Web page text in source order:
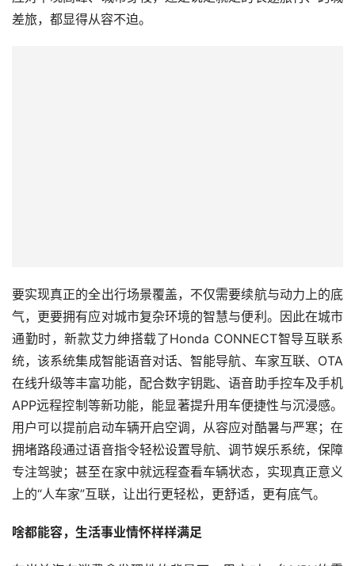
差旅，都显得从容不迫。
要实现真正的全出行场景覆盖，不仅需要续航与动力上的底
气，更要拥有应对城市复杂环境的智慧与便利。因此在城市
通勤时，新款艾力绅搭载了Honda CONNECT智导互联系
统，该系统集成智能语音对话、智能导航、车家互联、OTA
在线升级等丰富功能，配合数字钥匙、语音助手控车及手机
APP远程控制等新功能，能显著提升用车便捷性与沉浸感。
用户可以提前启动车辆开启空调，从容应对酷暑与严寒；在
拥堵路段通过语音指令轻松设置导航、调节娱乐系统，保障
专注驾驶；甚至在家中就远程查看车辆状态，实现真正意义
上的“人车家”互联，让出行更轻松，更舒适，更有底气。
啥都能容，生活事业情怀样样满足